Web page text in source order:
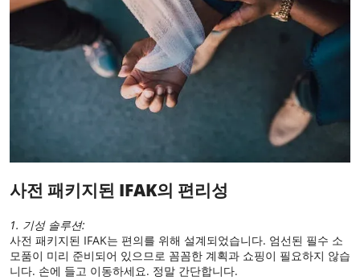
사전 패키지된 IFAK의 편리성
1. 기성 솔루션:
사전 패키지된 IFAK는 편의를 위해 설계되었습니다. 엄선된 필수 소
모품이 미리 준비되어 있으므로 꼼꼼한 계획과 쇼핑이 필요하지 않습
니다. 손에 들고 이동하세요. 정말 간단합니다.